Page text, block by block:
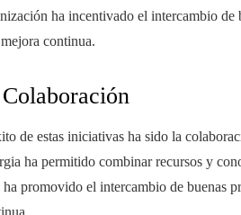
ha incentivado el intercambio de
continua.
de estas iniciativas ha sido la
ha permitido combinar recursos y
promovido el intercambio de buenas